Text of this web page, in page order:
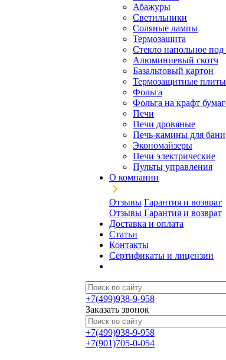
Абажуры
Светильники
Соляные лампы
Термозащита
Стекло напольное под
Алюминиевый скотч
Базальтовый картон
Термозащитные плиты
Фольга
Фольга на крафт
Печи
Печи дровяные
Печь-камины для бани
Экономайзеры
Печи электрические
Пульты управления
О компании
Отзывы Гарантия и возврат
Отзывы Гарантия и возврат
Доставка и оплата
Статьи
Контакты
Сертификаты и лицензии
+7(499)938-9-958
Заказать звонок
+7(499)938-9-958
+7(901)705-0-054